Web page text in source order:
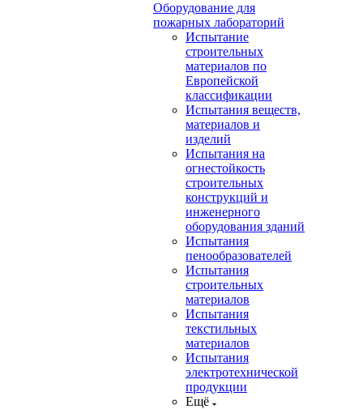
Оборудование для
пожарных лабораторий
Испытание
строительных
материалов по
Европейской
классификации
Испытания веществ,
материалов и
изделий
Испытания на
огнестойкость
строительных
конструкций и
инженерного
оборудования зданий
Испытания
пенообразователей
Испытания
строительных
материалов
Испытания
текстильных
материалов
Испытания
электротехнической
продукции
Ещё